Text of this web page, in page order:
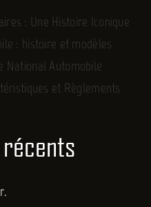
: Une Histoire Iconique
: histoire et modèles
National Automobile
et Règlements